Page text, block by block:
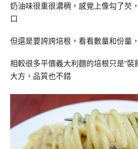
奶油味很重很濃稠，感覺上像勾了芡
口
但還是要誇誇培根，看看數量和份量
相較很多平價義大利麵的培根只是”裝
大方，品質也不錯